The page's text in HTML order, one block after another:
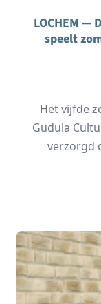
LOCHEM —
speelt
Het vijfde
Gudula
verzorgd